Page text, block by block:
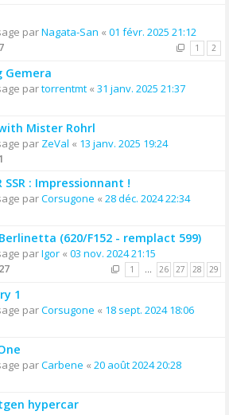
parNagata-San « 01 févr. 2025 21:12
1 2
Gemera
partorrentmt « 31 janv. 2025 21:37
Mister Rohrl
par ZeVal « 13 janv. 2025 19:24
SSR : Impressionnant !
parCorsugone « 28 déc. 2024 22:34
(620/F152 - remplact 599)
parIgor « 03 nov. 2024 21:15
1 … 26 27 28 29
1
parCorsugone « 18 sept. 2024 18:06
parCarbene « 20 août 2024 20:28
hypercar